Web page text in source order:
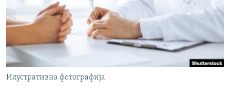
РСЕ веб страници
Илустративна фотографија